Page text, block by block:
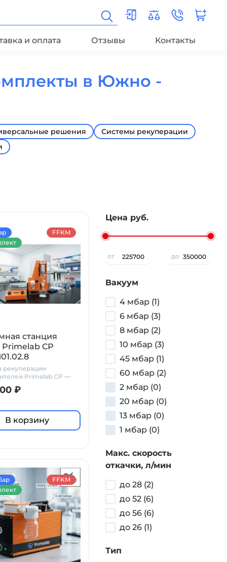
и оплата Отзывы Контакты
в Южно -
решения
Системы рекуперации
станция
Primelab СР
рекуперации
Primelab СР —
стойкое решение
₽
В корзину
FFKM
FFKM
Цена руб.
от до
Вакуум
4 мбар (1)
6 мбар (3)
8 мбар (2)
10 мбар (3)
45 мбар (1)
60 мбар (2)
2 мбар (0)
20 мбар (0)
13 мбар (0)
1 мбар (0)
Макс. скорость
откачки, л/мин
до 28 (2)
до 52 (6)
до 56 (6)
до 26 (1)
Тип